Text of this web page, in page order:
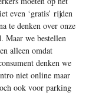
even ‘gratis’ rijden
te denken over onze
Maar we bestellen
alleen omdat
denken we
niet online maar
ook voor parking